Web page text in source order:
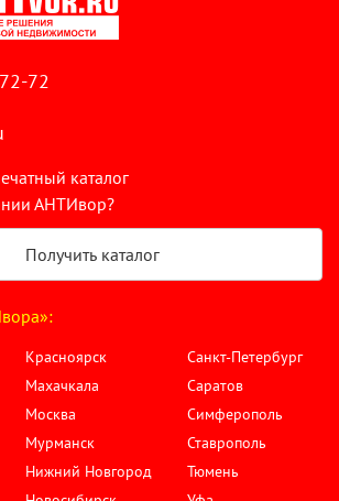
72
каталог
АНТИвор?
Получить каталог
Красноярск
Махачкала
Москва
Мурманск
Нижний Новгород
Санкт-Петербург
Саратов
Симферополь
Ставрополь
Тюмень